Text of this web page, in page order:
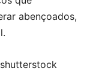
abençoados,